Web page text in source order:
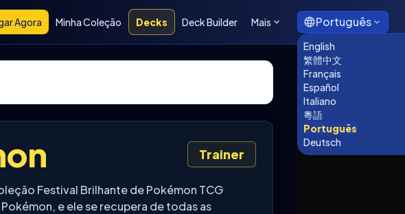
Agora Minha Coleção Decks Deck Builder Mais Português
English
繁體中文
Français
Español
Italiano
粵語
Português
Deutsch
Trainer
Festival Brilhante de Pokémon TCG
e ele se recupera de todas as